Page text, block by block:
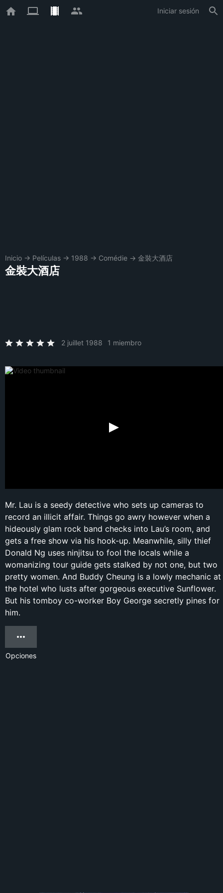
Iniciar sesión
Inicio → Películas → 1988 → Comédie → 金裝大酒店
金裝大酒店
2 juillet 1988 1 miembro
Mr. Lau is a seedy detective who sets up cameras to
record an illicit affair. Things go awry however when a
hideously glam rock band checks into Lau’s room, and
gets a free show via his hook-up. Meanwhile, silly thief
Donald Ng uses ninjitsu to fool the locals while a
womanizing tour guide gets stalked by not one, but two
pretty women. And Buddy Cheung is a lowly mechanic at
the hotel who lusts after gorgeous executive Sunflower.
But his tomboy co-worker Boy George secretly pines for
him.
Opciones